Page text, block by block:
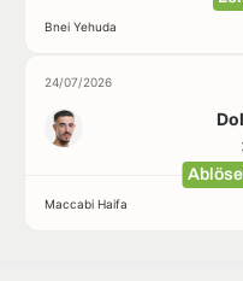
Bnei Yehuda
24/07/2026
Maccabi Haifa